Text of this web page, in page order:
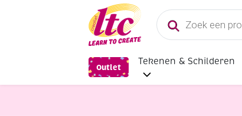
Producten
zoeken
Outlet
Tekenen & Schilderen